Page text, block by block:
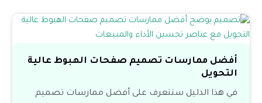
أفضل ممارسات تصميم صفحات الهبوط عالية
التحويل
في هذا الدليل ستتعرف على أفضل ممارسات تصميم